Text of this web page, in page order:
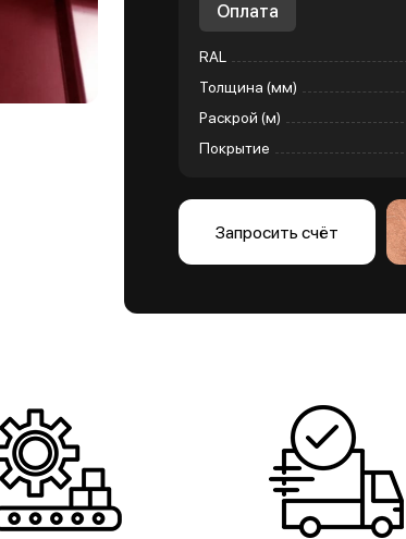
Оплата
RAL
Толщина (мм)
Раскрой (м)
Покрытие
Запросить счёт